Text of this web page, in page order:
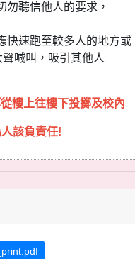
勿聽信他人的要求，
快速跑至較多人的地方或
喊叫，吸引其他人
樓上往樓下投擲及校內
該負責任!